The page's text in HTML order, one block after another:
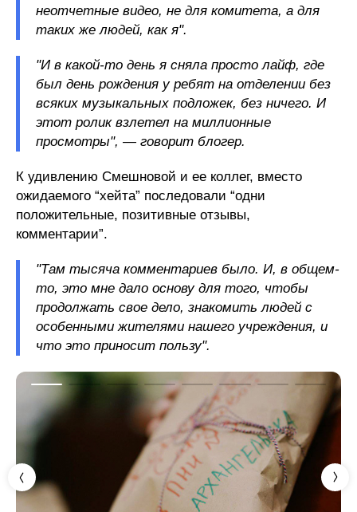
неотчетные видео, не для комитета, а для
таких же людей, как я".
"И в какой-то день я сняла просто лайф, где
был день рождения у ребят на отделении без
всяких музыкальных подложек, без ничего. И
этот ролик взлетел на миллионные
просмотры", — говорит блогер.
К удивлению Смешновой и ее коллег, вместо
ожидаемого “хейта” последовали “одни
положительные, позитивные отзывы,
комментарии”.
"Там тысяча комментариев было. И, в общем-
то, это мне дало основу для того, чтобы
продолжать свое дело, знакомить людей с
особенными жителями нашего учреждения, и
что это приносит пользу".